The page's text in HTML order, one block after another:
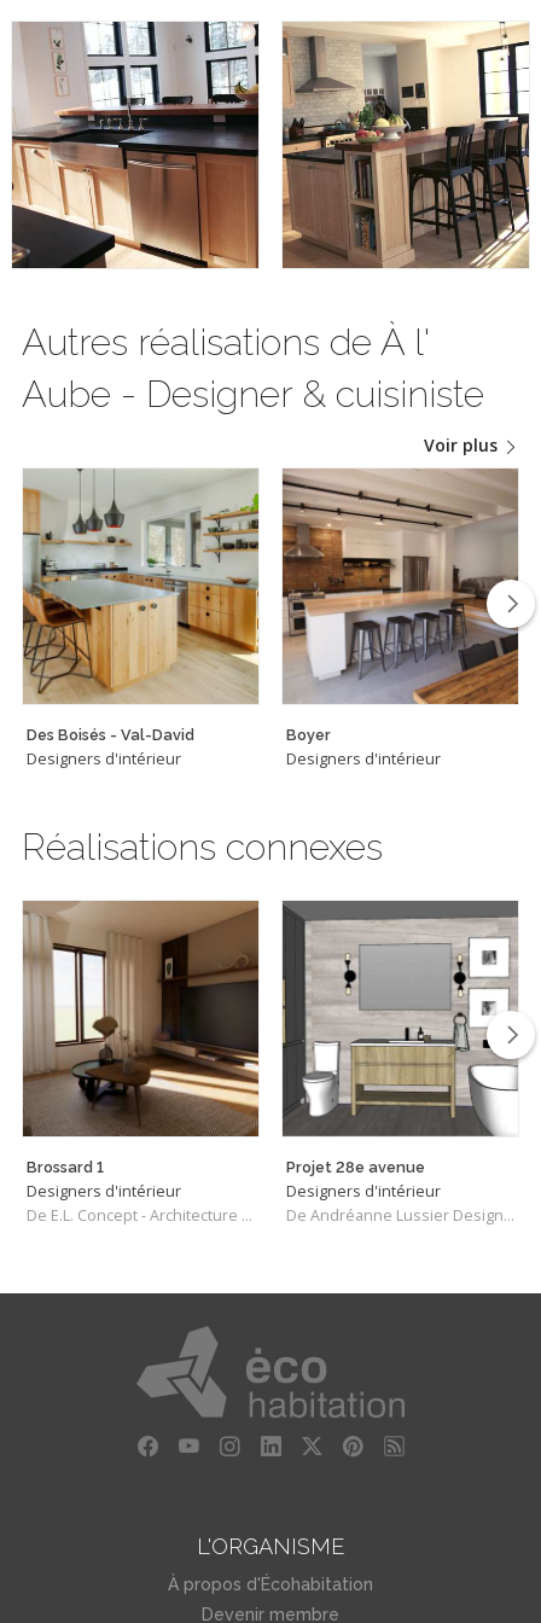
Autres réalisations de À l'
Aube - Designer & cuisiniste
Voir plus
Des Boisés - Val-David
Designers d'intérieur
Boyer
Designers d'intérieur
Réalisations connexes
Brossard 1
Designers d'intérieur
De E.L. Concept - Architecture et Design
Projet 28e avenue
Designers d'intérieur
De Andréanne Lussier Designer intérieur
L'ORGANISME
À propos d'Écohabitation
Devenir membre